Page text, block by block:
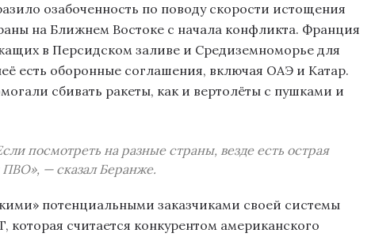
озабоченность по поводу скорости истощения
на Ближнем Востоке с начала конфликта. Франция
в Персидском заливе и Средиземноморье для
есть оборонные соглашения, включая ОАЭ и Катар.
сбивать ракеты, как и вертолёты с пушками и
посмотреть на разные страны, везде есть острая
ПВО», — сказал Беранже.
потенциальными заказчиками своей системы
считается конкурентом американского